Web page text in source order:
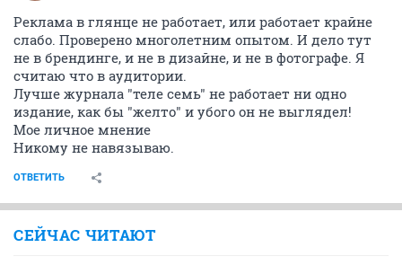
Реклама в глянце не работает, или работает крайне
слабо. Проверено многолетним опытом. И дело тут
не в брендинге, и не в дизайне, и не в фотографе. Я
считаю что в аудитории.
Лучше журнала "теле семь" не работает ни одно
издание, как бы "желто" и убого он не выглядел!
Мое личное мнение
Никому не навязываю.
ОТВЕТИТЬ
СЕЙЧАС ЧИТАЮТ